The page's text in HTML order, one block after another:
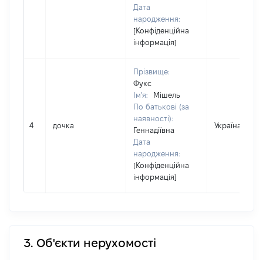
Дата
народження:
[Конфіденційна
інформація]
4 дочка
Прізвище:
Фукс
Ім'я:
Мішель
По батькові (за
наявності):
Геннадіївна
Дата
народження:
[Конфіденційна
інформація]
Україна
3. Об'єкти нерухомості